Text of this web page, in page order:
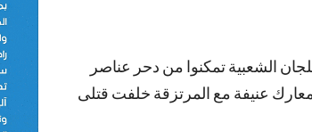
الشعبية تمكنوا من دحر عناصر
عنيفة مع المرتزقة خلفت قتلى